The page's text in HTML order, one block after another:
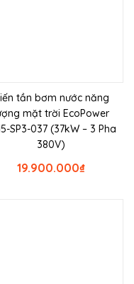
tần bơm nước năng
mặt trời EcoPower
SP3-037 (37kW – 3 Pha
380V)
₫
19.900.000